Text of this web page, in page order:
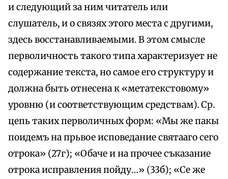
и следующий за ним читатель или
слушатель, и о связях этого места с другими,
здесь восстанавливаемыми. В этом смысле
перволичность такого типа характеризует не
содержание текста, но самое его структуру и
должна быть отнесена к «метатекстовому»
уровню (и соответствующим средствам). Ср.
цепь таких перволичных форм: «Мы же пакы
поидемъ на прьвое исповедание святааго сего
отрока» (27г); «Обаче и на прочее съказание
отрока исправления пойду…» (33б); «Се же